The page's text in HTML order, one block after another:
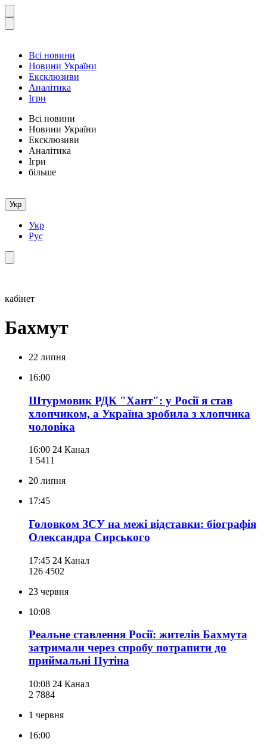
Всі новини
Новини України
Ексклюзиви
Аналітика
Ігри
Всі новини
Новини України
Ексклюзиви
Аналітика
Ігри
більше
Укр
Укр
Рус
кабінет
Бахмут
22 липня
16:00
Штурмовик РДК "Хант": у Росії я став
хлопчиком, а Україна зробила з хлопчика
чоловіка
16:00 24 Канал
1 541 1
20 липня
17:45
Головком ЗСУ на межі відставки: біографія
Олександра Сирського
17:45 24 Канал
126 4502
23 червня
10:08
Реальне ставлення Росії: жителів Бахмута
затримали через спробу потрапити до
приймальні Путіна
10:08 24 Канал
2 7884
1 червня
16:00